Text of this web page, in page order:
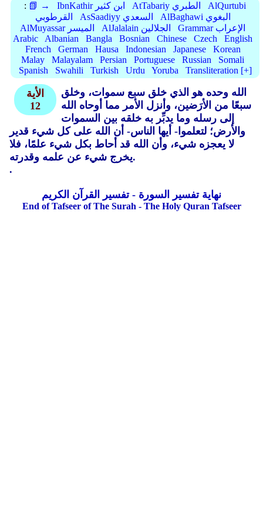
: 📗 → IbnKathir ابن كثير AtTabariy الطبري
AlQurtubi
القرطوبي
AsSaadiyy السعدي
AlBaghawi البغوي
AlMuyassar الميسر
AlJalalain الجلالين
Grammar الإعراب
Arabic
Albanian Bangla Bosnian Chinese Czech
English
French
German Hausa Indonesian Japanese
Korean
Malay
Malayalam Persian Portuguese Russian
Somali
Spanish
Swahili Turkish Urdu Yoruba Transliteration [+]
الأية
12
الله وحده هو الذي خلق سبع سموات، وخلق
سبعًا من الأرَضين، وأنزل الأمر مما أوحاه الله
إلى رسله وما يدبِّر به خلقه بين السموات
والأرض؛ لتعلموا- أيها الناس- أن الله على كل شيء قدير
لا يعجزه شيء، وأن الله قد أحاط بكل شيء علمًا، فلا
يخرج شيء عن علمه وقدرته.
.
نهاية تفسير السورة - تفسير القرآن الكريم
End of Tafseer of The Surah - The Holy Quran Tafseer